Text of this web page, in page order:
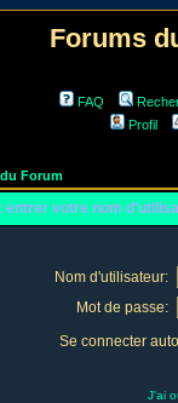
Forums
FAQ
Profil
Forum
entrer votre nom
Nom d'utilisateur:
Mot de passe:
Se connecter
J'ai